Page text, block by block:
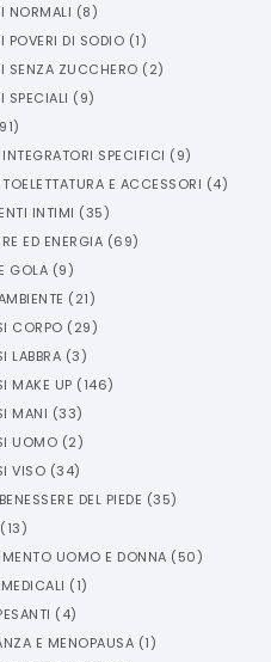
NORMALI (8)
POVERI DI SODIO (1)
SENZA ZUCCHERO (2)
SPECIALI (9)
)
SPECIFICI (9)
E ACCESSORI (4)
INTIMI (35)
ED ENERGIA (69)
GOLA (9)
(21)
CORPO (29)
LABBRA (3)
MAKE UP (146)
MANI (33)
UOMO (2)
VISO (34)
DEL PIEDE (35)
(13)
UOMO E DONNA (50)
(1)
(4)
E MENOPAUSA (1)